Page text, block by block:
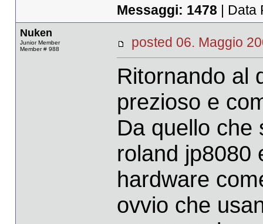
Messaggi: 1478 | Data
Nuken
Junior Member
Member # 988
posted 06. Maggio
Ritornando al
prezioso e
Da quello che
roland jp8080
hardware
ovvio che